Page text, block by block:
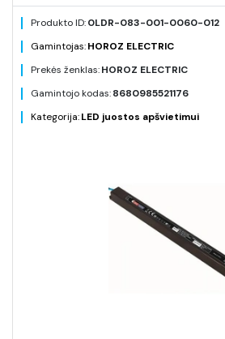
Produkto ID:0LDR-083-001-0060-012
Gamintojas:HOROZ ELECTRIC
Prekės ženklas:HOROZ ELECTRIC
Gamintojo kodas:8680985521176
Kategorija:LED juostos apšvietimui